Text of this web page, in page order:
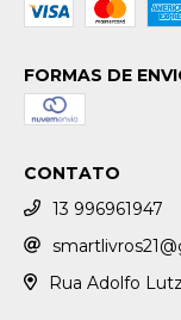
FORMAS DE
CONTATO
13 996961947
Rua Adolfo